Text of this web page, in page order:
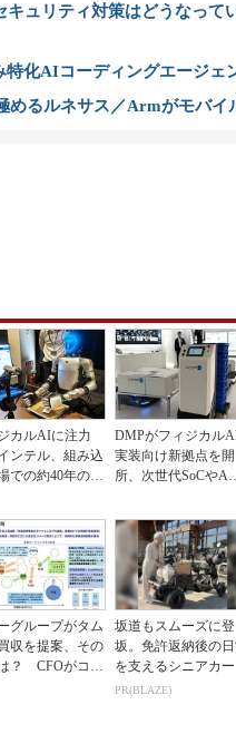
キュリティ対策はどうなっ
特化AIコーディングエージェ
めるルネサス／Armがモバイ
カルAIに注力
ンテル、組み込
での約40年の実
DMPがフィジカル
実装向け新拠点を開
所、次世代SoCや
グループがタム
収を提案、その
？ CFOがコメ
坂道もスムーズに登
坂。免許返納後の
を支えるシニアカー
PR(BLAZE)